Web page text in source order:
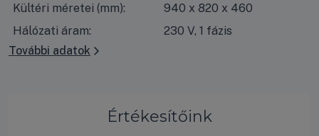
Kültéri méretei (mm):
940 x 820 x 460
Hálózati áram:
230 V, 1 fázis
További adatok
Értékesítőink